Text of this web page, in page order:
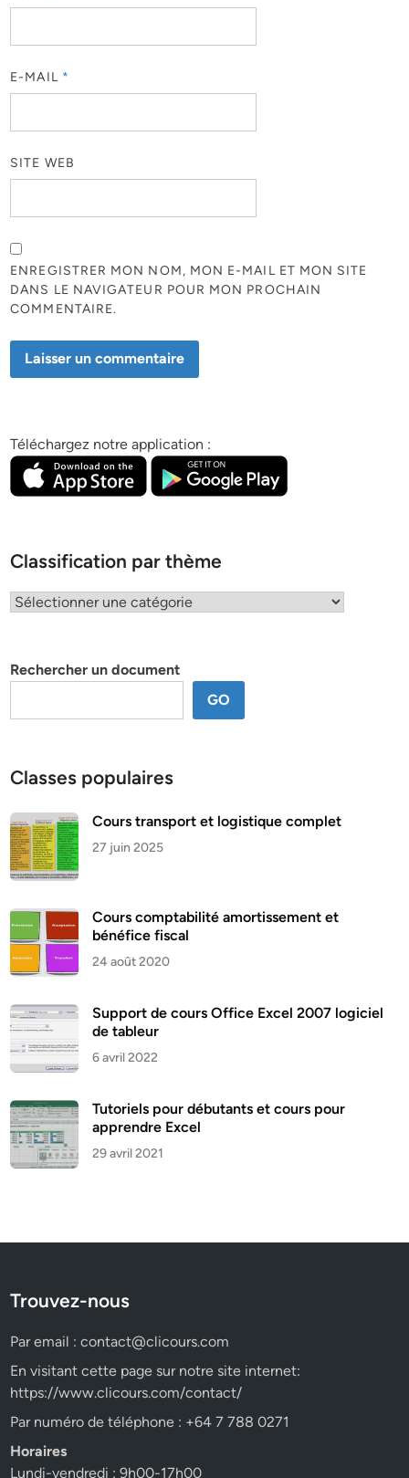
E-MAIL *
SITE WEB
ENREGISTRER MON NOM, MON E-MAIL ET MON SITE
DANS LE NAVIGATEUR POUR MON PROCHAIN
COMMENTAIRE.
Téléchargez notre application :
Classification par thème
Classification
Rechercher un document
GO
Classes populaires
Cours transport et logistique complet
27 juin 2025
Cours comptabilité amortissement et
bénéfice fiscal
24 août 2020
Support de cours Office Excel 2007 logiciel
de tableur
6 avril 2022
Tutoriels pour débutants et cours pour
apprendre Excel
29 avril 2021
Trouvez-nous
Par email :contact@clicours.com
En visitant cette page sur notre site internet:
https://www.clicours.com/contact/
Par numéro de téléphone : +64 7 788 0271
Horaires
Lundi-vendredi : 9h00-17h00